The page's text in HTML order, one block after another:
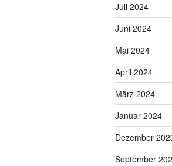
Juli 2024
Juni 2024
Mai 2024
April 2024
März 2024
Januar 2024
Dezember
September